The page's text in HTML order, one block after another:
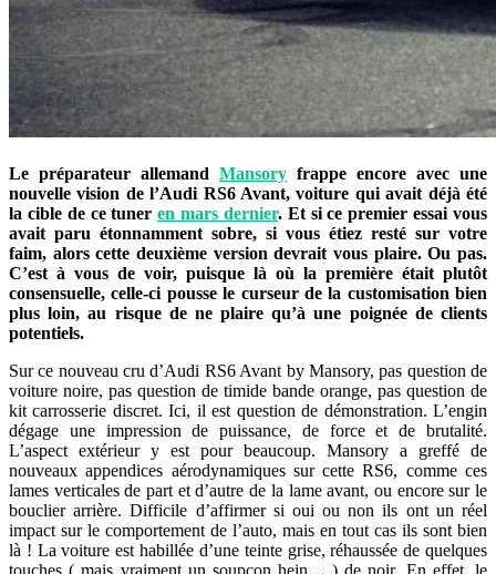
Le préparateur allemand Mansory frappe encore avec une
nouvelle vision de l’Audi RS6 Avant, voiture qui avait déjà été
la cible de ce tuneren mars dernier. Et si ce premier essai vous
avait paru étonnamment sobre, si vous étiez resté sur votre
faim, alors cette deuxième version devrait vous plaire. Ou pas.
C’est à vous de voir, puisque là où la première était plutôt
consensuelle, celle-ci pousse le curseur de la customisation bien
plus loin, au risque de ne plaire qu’à une poignée de clients
potentiels.
Sur ce nouveau cru d’Audi RS6 Avant by Mansory, pas question de
voiture noire, pas question de timide bande orange, pas question de
kit carrosserie discret. Ici, il est question de démonstration. L’engin
dégage une impression de puissance, de force et de brutalité.
L’aspect extérieur y est pour beaucoup. Mansory a greffé de
nouveaux appendices aérodynamiques sur cette RS6, comme ces
lames verticales de part et d’autre de la lame avant, ou encore sur le
bouclier arrière. Difficile d’affirmer si oui ou non ils ont un réel
impact sur le comportement de l’auto, mais en tout cas ils sont bien
là ! La voiture est habillée d’une teinte grise, réhaussée de quelques
touches ( mais vraiment un soupçon hein… ) de noir. En effet, le